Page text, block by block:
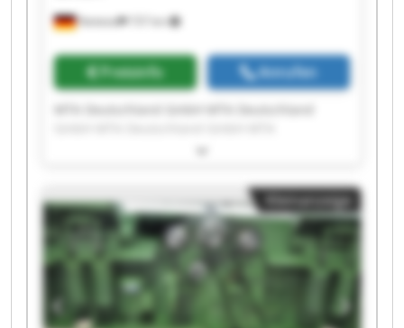
Nettetal 737 km
Preisinfo Anrufen
Deutschland GmbH MTA Deutschland GmbH
GmbH MTA Deutschland GmbH MTA
Deutschland GmbH MTA Deutschland GmbH
MTA Deutschland GmbH MTA Deutschland
GmbH MTA Deutschland GmbH MTA
Deutschland GmbH MTA Deutschland GmbH
MTA Deutschland GmbH MTA Deutschland
GmbH MTA Deutschland GmbH MTA
Deutschland GmbH MTA Deutschland GmbH
Kleinanzeige